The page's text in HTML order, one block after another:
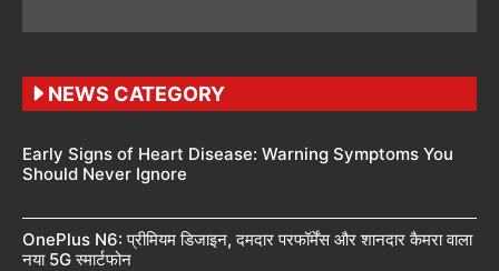
NEWS CATEGORY
Early Signs of Heart Disease: Warning Symptoms You
Should Never Ignore
OnePlus N6: प्रीमियम डिजाइन, दमदार परफॉर्मेंस और शानदार कैमरा वाला
नया 5G स्मार्टफोन